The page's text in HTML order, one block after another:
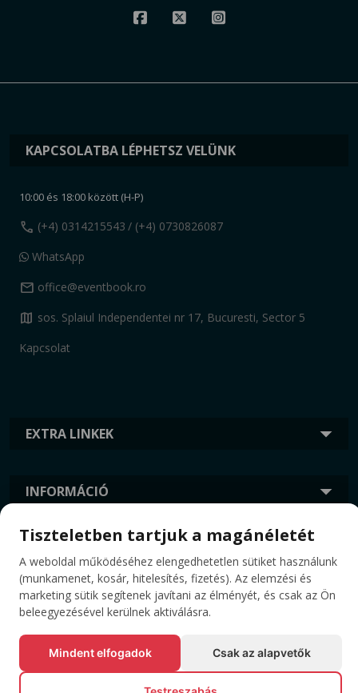
EXTRA LINKEK
INFORMÁCIÓ
KAPCSOLATBA LÉPHETSZ VELÜNK
10:00 és 18:00 között (H-P)
call (+4) 0314215543 / (+4) 0730826087
WhatsApp
mail office@eventbook.ro
map sos. Splaiul Independentei nr 17, Bucuresti, Sector 5
Kapcsolat
Tiszteletben tartjuk a magánéletét
A weboldal működéséhez elengedhetetlen sütiket használunk
(munkamenet, kosár, hitelesítés, fizetés). Az elemzési és
marketing sütik segítenek javítani az élményét, és csak az Ön
beleegyezésével kerülnek aktiválásra.
Mindent elfogadok Csak az alapvetők